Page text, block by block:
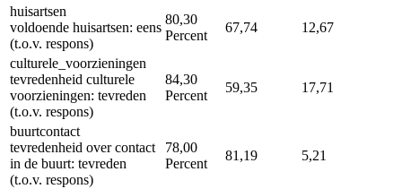
huisartsen
voldoende huisartsen: eens
(t.o.v. respons)
80,30
Percent
67,74 12,67
culturele_voorzieningen
tevredenheid culturele
voorzieningen: tevreden
(t.o.v. respons)
84,30
Percent
59,35 17,71
buurtcontact
tevredenheid over contact
in de buurt: tevreden
(t.o.v. respons)
78,00
Percent
81,19 5,21